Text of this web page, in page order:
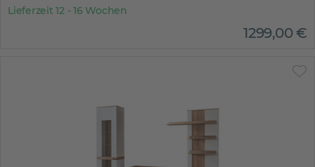
Lieferzeit 12 - 16 Wochen
1299,00€